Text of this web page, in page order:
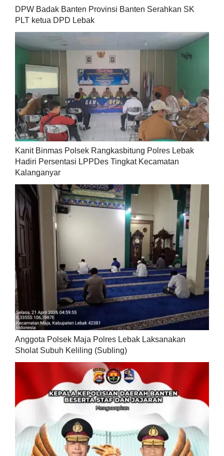
DPW Badak Banten Provinsi Banten Serahkan SK
PLT ketua DPD Lebak
Kanit Binmas Polsek Rangkasbitung Polres Lebak
Hadiri Persentasi LPPDes Tingkat Kecamatan
Kalanganyar
Anggota Polsek Maja Polres Lebak Laksanakan
Sholat Subuh Keliling (Subling)